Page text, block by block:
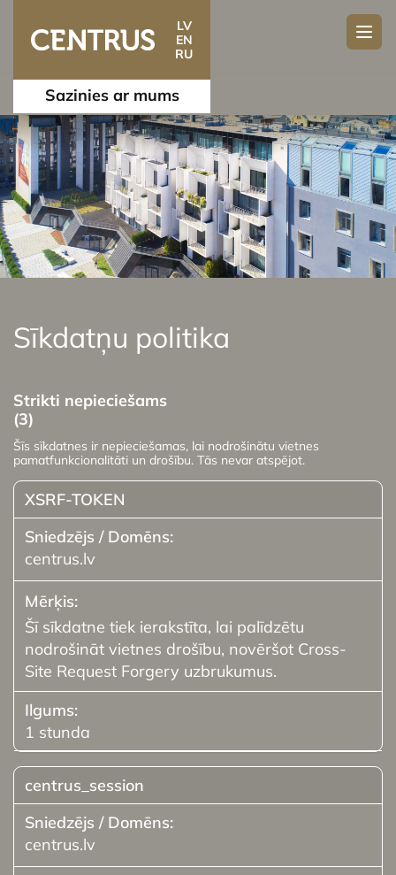
LV
EN
RU
Sazinies ar mums
Sīkdatņu politika
Strikti nepieciešams
(3)
Šīs sīkdatnes ir nepieciešamas, lai nodrošinātu vietnes
pamatfunkcionalitāti un drošību. Tās nevar atspējot.
XSRF-TOKEN
centrus.lv
Šī sīkdatne tiek ierakstīta, lai palīdzētu
nodrošināt vietnes drošību, novēršot Cross-
Site Request Forgery uzbrukumus.
1 stunda
centrus_session
centrus.lv